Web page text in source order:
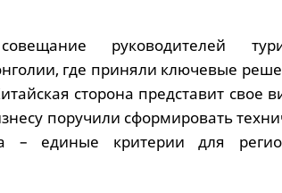
руководителей
где приняли ключевые
сторона представит свое
поручили сформировать
– единые критерии для